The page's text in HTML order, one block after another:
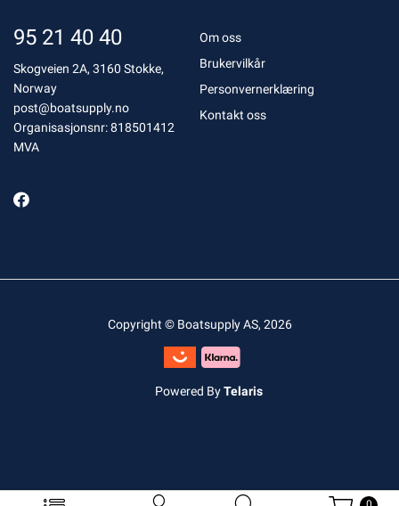
95 21 40 40
Skogveien 2A, 3160 Stokke,
Norway
post@boatsupply.no
Organisasjonsnr: 818501412
MVA
Om oss
Brukervilkår
Personvernerklæring
Kontakt oss
Copyright © Boatsupply AS, 2026
Powered ByTelaris